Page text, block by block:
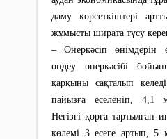
даму көрсеткіштері
жұмысты ширата түсу
– Өнеркәсіп өнімдерін
өңдеу өнеркәсібі
қарқыны сақталып
пайызға еселеніп, 4,1
Негізгі қорға тартылған
көлемі 3 есеге артып, 5